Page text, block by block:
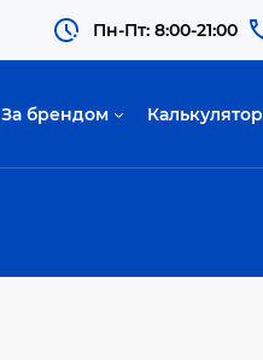
Пн-Пт: 8:00-21:00
За брендом Калькулятор